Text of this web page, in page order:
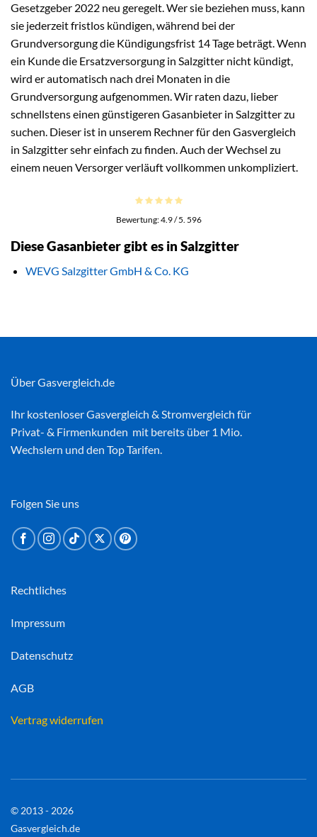
Gesetzgeber 2022 neu geregelt. Wer sie beziehen muss, kann
sie jederzeit fristlos kündigen, während bei der
Grundversorgung die Kündigungsfrist 14 Tage beträgt. Wenn
ein Kunde die Ersatzversorgung in Salzgitter nicht kündigt,
wird er automatisch nach drei Monaten in die
Grundversorgung aufgenommen. Wir raten dazu, lieber
schnellstens einen günstigeren Gasanbieter in Salzgitter zu
suchen. Dieser ist in unserem Rechner für den Gasvergleich
in Salzgitter sehr einfach zu finden. Auch der Wechsel zu
einem neuen Versorger verläuft vollkommen unkompliziert.
Bewertung:4.9/ 5. 596
Diese Gasanbieter gibt es in Salzgitter
WEVG Salzgitter GmbH & Co. KG
Über Gasvergleich.de
Ihr kostenloserGasvergleich & Stromvergleich für
Privat- & Firmenkunden mit bereits über 1 Mio.
Wechslern und den Top Tarifen.
Rechtliches
Impressum
Datenschutz
AGB
Vertrag widerrufen
Folgen Sie uns
© 2013 - 2026
Gasvergleich.de